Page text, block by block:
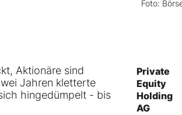
Foto:
Aktionäre sind
Jahren kletterte
hingedümpelt - bis
Private
Equity
Holding
AG